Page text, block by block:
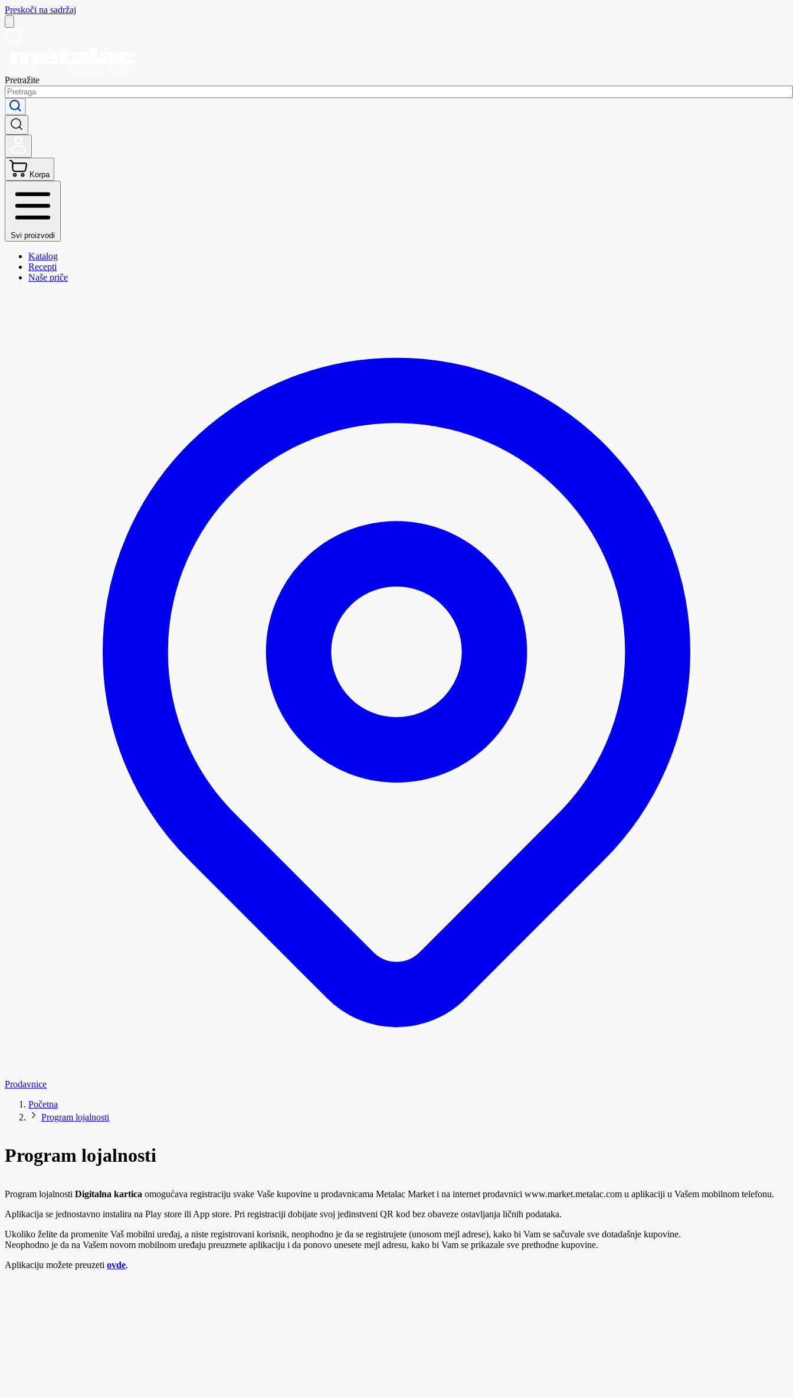
Preskoči na sadržaj
Pretražite
Korpa
Svi proizvodi
Katalog
Recepti
Naše priče
Prodavnice
Početna
Program lojalnosti
Program lojalnosti
Program lojalnosti Digitalna kartica omogućava registraciju svake Vaše kupovine u prodavnicama Metalac Market i na internet prodavnici www.market.metalac.com u aplikaciji u Vašem mobilnom telefonu.
Aplikacija se jednostavno instalira na Play store ili App store. Pri registraciji dobijate svoj jedinstveni QR kod bez obaveze ostavljanja ličnih podataka.
Ukoliko želite da promenite Vaš mobilni uređaj, a niste registrovani korisnik, neophodno je da se registrujete (unosom mejl adrese), kako bi Vam se sačuvale sve dotadašnje kupovine.
Neophodno je da na Vašem novom mobilnom uređaju preuzmete aplikaciju i da ponovo unesete mejl adresu, kako bi Vam se prikazale sve prethodne kupovine.
Aplikaciju možete preuzeti ovde.